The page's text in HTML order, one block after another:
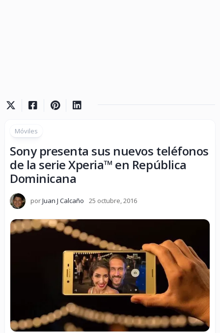
Móviles
Sony presenta sus nuevos teléfonos
de la serie Xperia™ en República
Dominicana
porJuan J Calcaño 25 octubre, 2016